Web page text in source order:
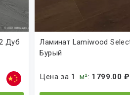
Дуб
Ламинат Lamiwood
Бурый
Цена за 1 м²: 1799.00 ₽